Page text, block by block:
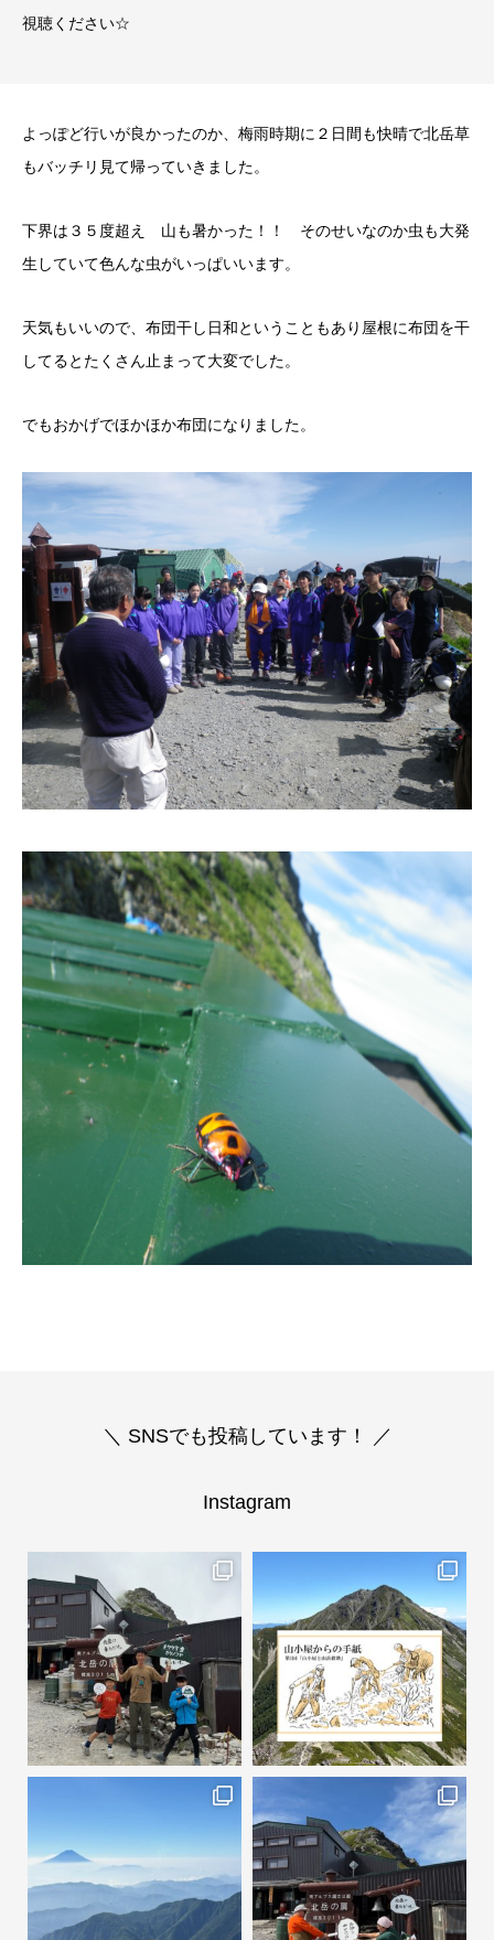
視聴ください☆
よっぽど行いが良かったのか、梅雨時期に２日間も快晴で北岳草
もバッチリ見て帰っていきました。
下界は３５度超え 山も暑かった！！ そのせいなのか虫も大発
生していて色んな虫がいっぱいいます。
天気もいいので、布団干し日和ということもあり屋根に布団を干
してるとたくさん止まって大変でした。
でもおかげでほかほか布団になりました。
＼ SNSでも投稿しています！ ／
Instagram